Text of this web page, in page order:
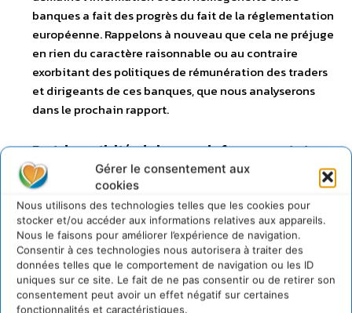
Gérer le consentement aux
cookies
Nous utilisons des technologies telles que les cookies pour
stocker et/ou accéder aux informations relatives aux appareils.
Nous le faisons pour améliorer l’expérience de navigation.
Consentir à ces technologies nous autorisera à traiter des
données telles que le comportement de navigation ou les ID
uniques sur ce site. Le fait de ne pas consentir ou de retirer son
consentement peut avoir un effet négatif sur certaines
fonctionnalités et caractéristiques.
banques a fait des progrès du fait de la réglementation
européenne. Rappelons à nouveau que cela ne préjuge
en rien du caractère raisonnable ou au contraire
exorbitant des politiques de rémunération des traders
et dirigeants de ces banques, que nous analyserons
dans le prochain rapport.
Part des activités de banque de financement et
d’investissement et de gestion d’actifs dans le
produit net bancaire
. Cette information est donnée,
avec précision, par toutes les banques qui ont répondu
au questionnaire, hormis Dexia. En effet, cette banque
ne donne que la part représentée par les activités de
gestion d’actifs, et considère que la notion de banque
de financement et d’investissement ne s’applique pas à
leur groupe bancaire, alors que Dexia a des activités